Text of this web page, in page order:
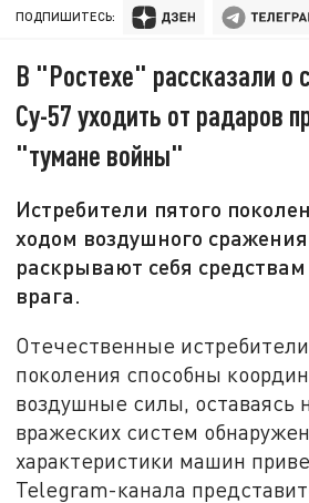
ПОДПИШИТЕСЬ:
В "Ростехе" рассказали о
Су-57 уходить от радаров
"тумане войны"
Истребители пятого
ходом воздушного
раскрывают себя
врага.
Отечественные истребители
поколения способны
воздушные силы,
вражеских систем
характеристики машин
Telegram-канала